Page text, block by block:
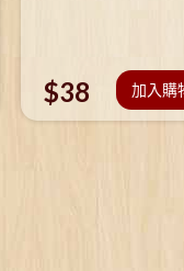
$38 加入購